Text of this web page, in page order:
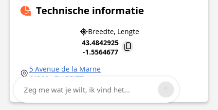
Technische informatie
Breedte, Lengte
43.4842925
-1.5564677
5 Avenue de la Marne
64200
BIARRITZ
Interessant punt bijgewerkt op05/03/2026
Zeg me wat je wilt, ik vind het...